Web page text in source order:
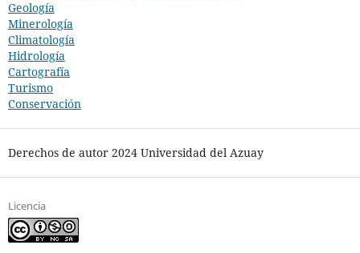
Geología
Minerología
Climatología
Hidrología
Cartografía
Turismo
Conservación
Derechos de autor 2024 Universidad del Azuay
Licencia